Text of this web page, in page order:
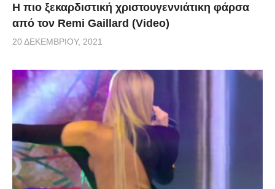
Η πιο ξεκαρδιστική χριστουγεννιάτικη φάρσα
από τον Remi Gaillard (Video)
20 ΔΕΚΕΜΒΡΊΟΥ, 2021